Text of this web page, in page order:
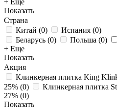
+ Еще
Показать
Страна
Китай (0) Испания (0)
Беларусь (0) Польша (0)
+ Еще
Показать
Акция
Клинкерная плитка King
25% (0)
Клинкерная плитка
27% (0)
Показать